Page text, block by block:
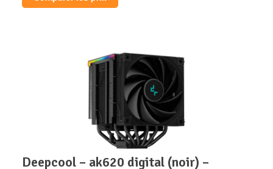
deepcool – ak620 digital (noir) –